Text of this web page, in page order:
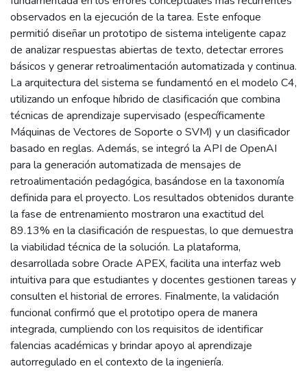
observados en la ejecución de la tarea. Este enfoque
permitió diseñar un prototipo de sistema inteligente capaz
de analizar respuestas abiertas de texto, detectar errores
básicos y generar retroalimentación automatizada y continua.
La arquitectura del sistema se fundamentó en el modelo C4,
utilizando un enfoque híbrido de clasificación que combina
técnicas de aprendizaje supervisado (específicamente
Máquinas de Vectores de Soporte o SVM) y un clasificador
basado en reglas. Además, se integró la API de OpenAI
para la generación automatizada de mensajes de
retroalimentación pedagógica, basándose en la taxonomía
definida para el proyecto. Los resultados obtenidos durante
la fase de entrenamiento mostraron una exactitud del
89.13% en la clasificación de respuestas, lo que demuestra
la viabilidad técnica de la solución. La plataforma,
desarrollada sobre Oracle APEX, facilita una interfaz web
intuitiva para que estudiantes y docentes gestionen tareas y
consulten el historial de errores. Finalmente, la validación
funcional confirmó que el prototipo opera de manera
integrada, cumpliendo con los requisitos de identificar
falencias académicas y brindar apoyo al aprendizaje
autorregulado en el contexto de la ingeniería.